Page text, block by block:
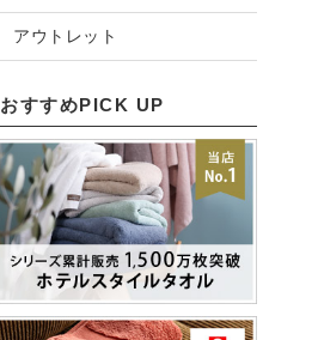
アウトレット
おすすめPICK UP